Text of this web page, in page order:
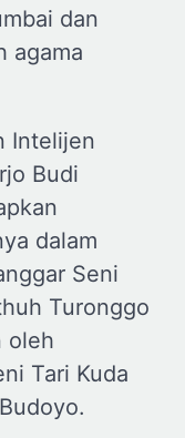
dan
agama
Intelijen
Budi
dalam
Seni
Turonggo
oleh
Tari Kuda